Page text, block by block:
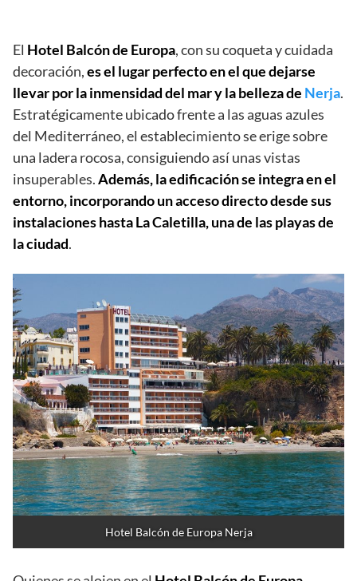
El Hotel Balcón de Europa, con su coqueta y cuidada
decoración,es el lugar perfecto en el que dejarse
llevar por la inmensidad del mar y la belleza de Nerja.
Estratégicamente ubicado frente a las aguas azules
del Mediterráneo, el establecimiento se erige sobre
una ladera rocosa, consiguiendo así unas vistas
insuperables.Además, la edificación se integra en el
entorno, incorporando un acceso directo desde sus
instalaciones hasta La Caletilla, una de las playas de
la ciudad.
Hotel Balcón de Europa Nerja